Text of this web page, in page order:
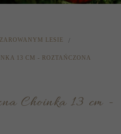
LESIE
13 CM - ROZTAŃCZONA